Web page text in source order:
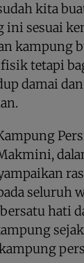
kita
ini sesuai
kampung
tetapi
damai dan
seluruh
hati